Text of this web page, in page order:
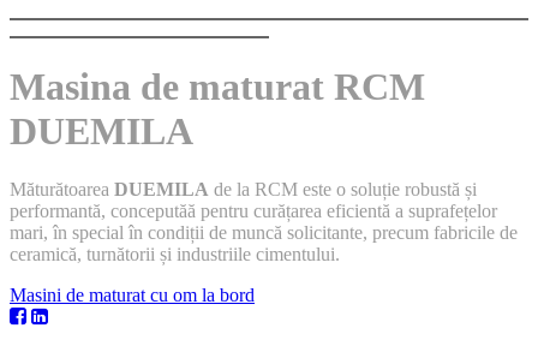
Masina de maturat RCM
DUEMILA
Măturătoarea DUEMILA de la RCM este o soluție robustă și
performantă, conceputăă pentru curățarea eficientă a suprafețelor
mari, în special în condiții de muncă solicitante, precum fabricile de
ceramică, turnătorii și industriile cimentului.
Masini de maturat cu om la bord